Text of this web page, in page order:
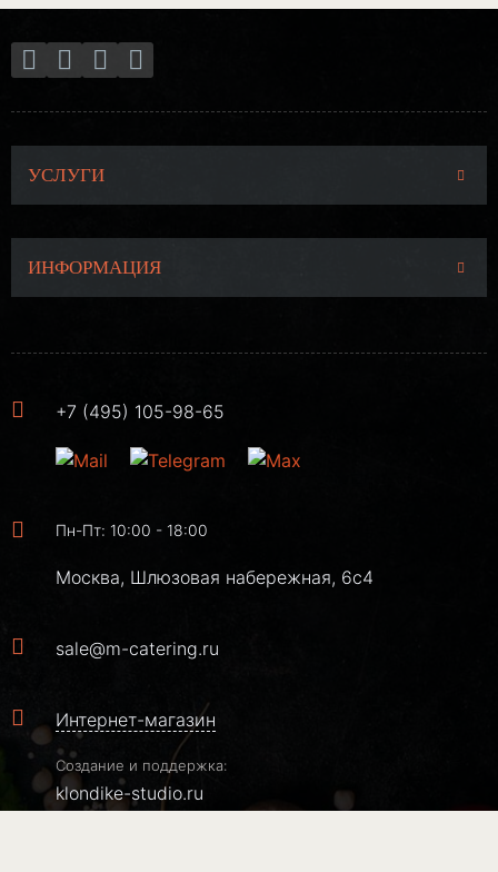
УСЛУГИ
ИНФОРМАЦИЯ
+7 (495) 105-98-65
Пн-Пт: 10:00 - 18:00
Москва, Шлюзовая набережная, 6с4
sale@m-catering.ru
Интернет-магазин
Создание и поддержка:
klondike-studio.ru